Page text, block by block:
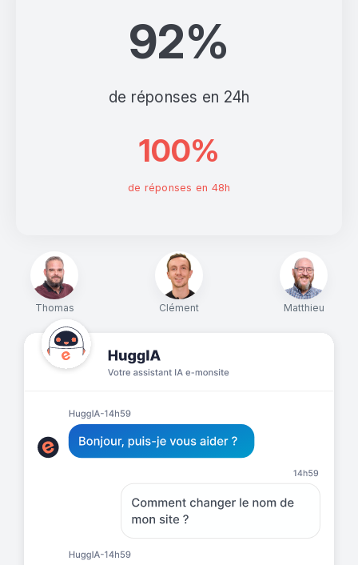
Thomas Clément Matthieu
92%
de réponses en 24h
100%
de réponses en 48h